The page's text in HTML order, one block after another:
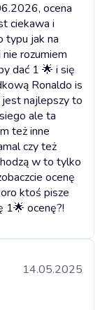
ocena
ciekawa i
typu jak na
rozumiem
dać 1 🌟 i się
Ronaldo is
najlepszy to
ale ta
też inne
czy też
w to tylko
ocenę
ktoś pisze
1🌟 ocenę?!
14.05.2025